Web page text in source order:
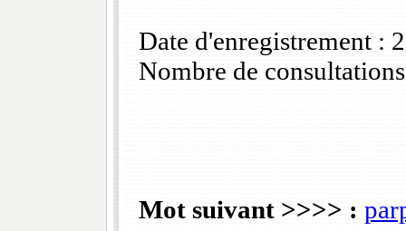
Date d'enregistrement :
Nombre de
Mot suivant >>>> :